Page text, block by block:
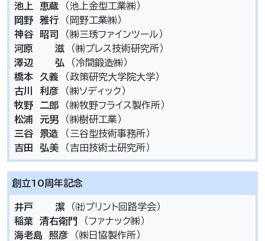
池上 恵蔵 （池上金型工業㈱）
岡野 雅行 （岡野工業㈱）
神谷 昭司
（㈱三琇ファインツール）
河原 滋 （㈱プレス技術研究所）
澤辺 弘 （冷間鍛造㈱）
橋本 久義 （政策研究大学院大学）
古川 利彦 （㈱ソディック）
牧野 二郎 （㈱牧野フライス製作所）
松浦 元男 （㈱樹研工業）
三谷 景造 （三谷型技術事務所）
吉田 弘美 （吉田技術士研究所）
創立10周年記念
井戸 潔 （㈳プリント回路学会）
稲葉 清右衛門
（ファナック㈱）
海老島 照彦 （㈱日協製作所）